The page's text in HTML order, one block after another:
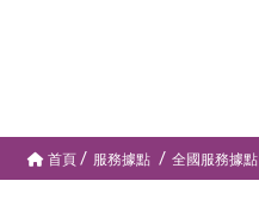
首頁 服務據點 全國服務據點